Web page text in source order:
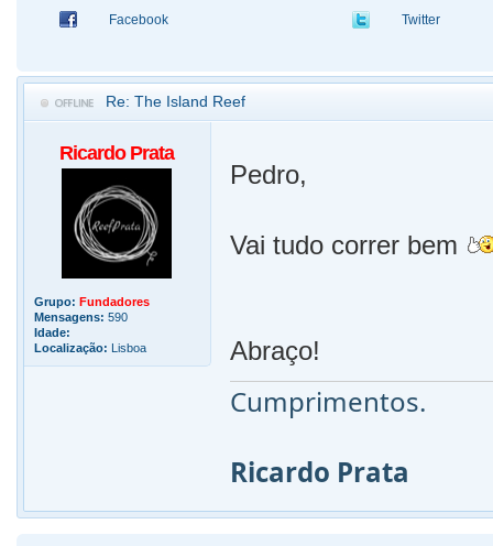
Facebook Twitter
Re: The Island Reef
Ricardo Prata
Grupo: Fundadores
Mensagens: 590
Idade:
Localização: Lisboa
Pedro,
Vai tudo correr bem
Abraço!
Cumprimentos.
Ricardo Prata